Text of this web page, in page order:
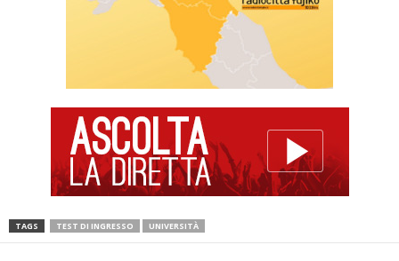
TAGS TEST DI INGRESSO UNIVERSITÀ